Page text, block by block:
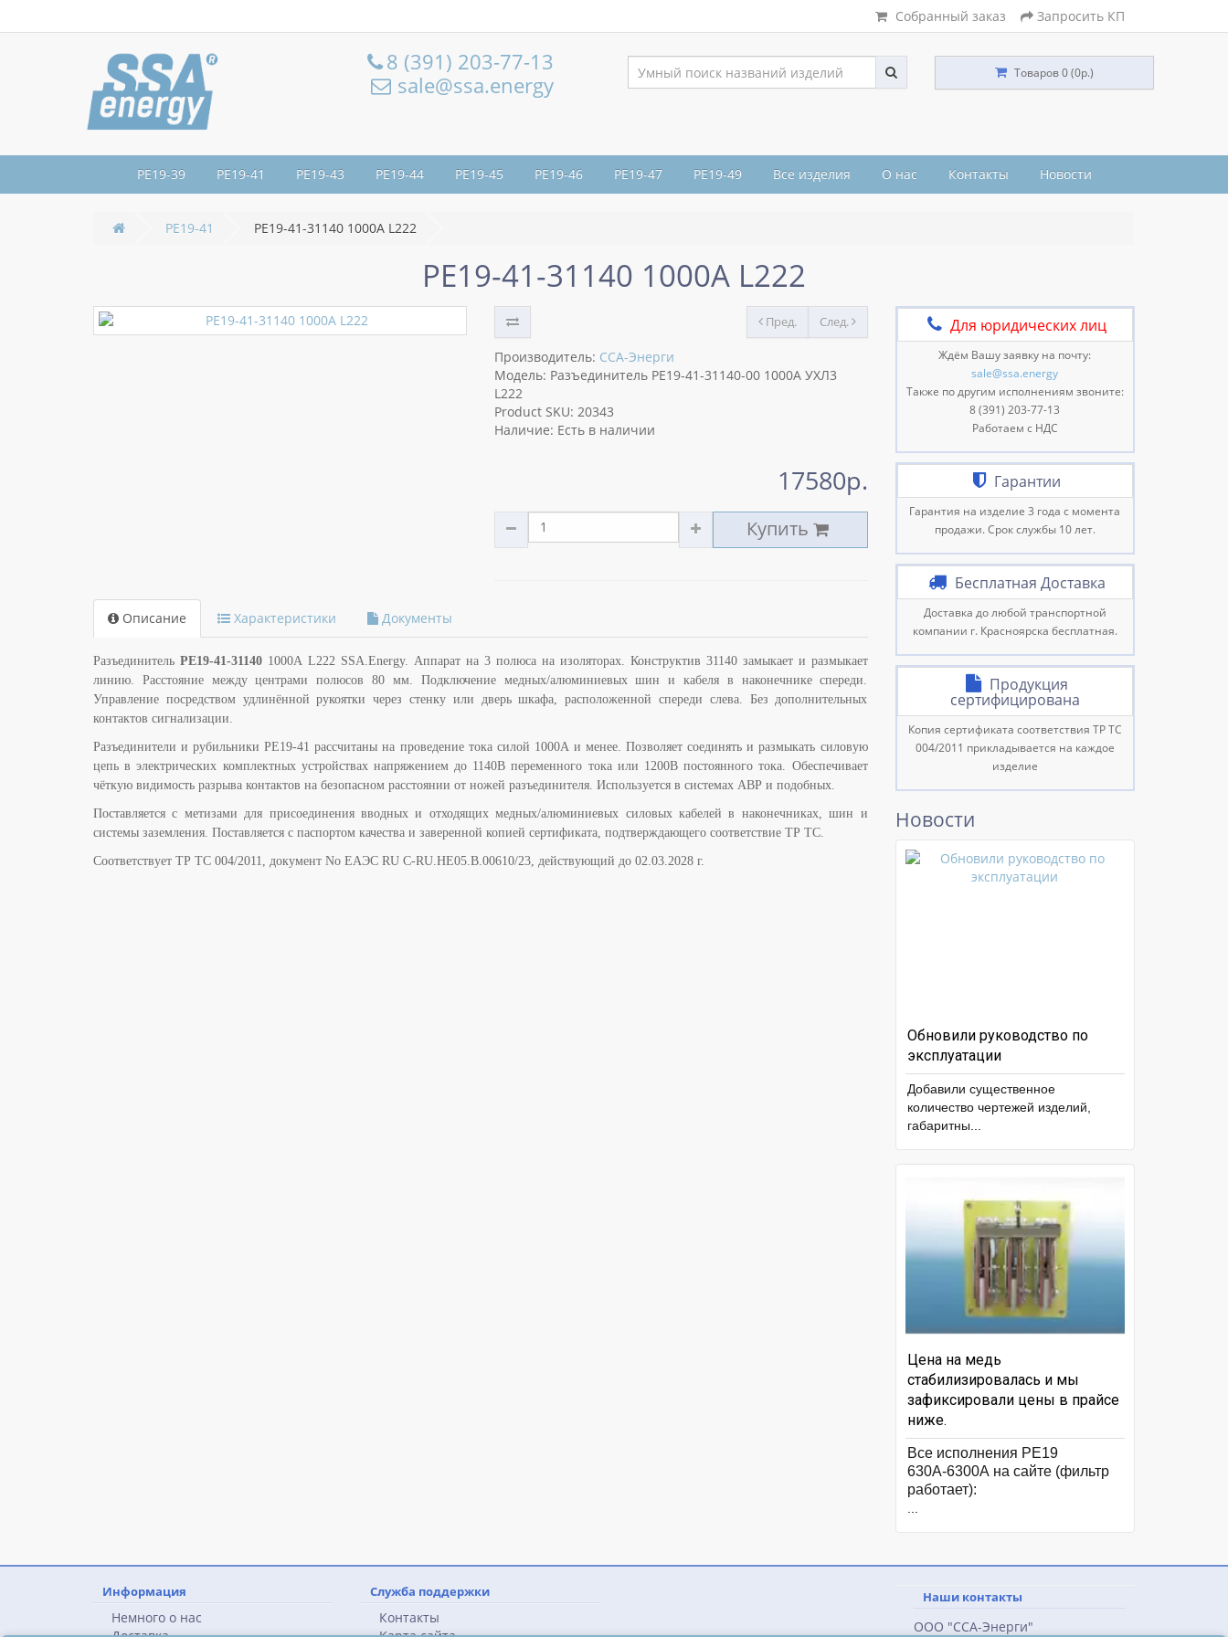
Собранный заказ Запросить КП
8 (391) 203-77-13
sale@ssa.energy
Товаров 0 (0р.)
РЕ19-39 РЕ19-41 РЕ19-43 РЕ19-44 РЕ19-45 РЕ19-46 РЕ19-47 РЕ19-49 Все изделия О нас Контакты Новости
РЕ19-41 РЕ19-41-31140 1000А L222
РЕ19-41-31140 1000А L222
Пред. След.
Производитель: ССА-Энерги
Модель: Разъединитель РЕ19-41-31140-00 1000А УХЛ3
L222
Product SKU: 20343
Наличие: Есть в наличии
17580р.
Купить
Описание Характеристики Документы
Разъединитель РЕ19-41-311401000А L222 SSA.Energy. Аппарат на 3 полюса на изоляторах. Конструктив 31140 замыкает и размыкает
линию. Расстояние между центрами полюсов 80 мм. Подключение медных/алюминиевых шин и кабеля в наконечнике спереди.
Управление посредством удлинённой рукоятки через стенку или дверь шкафа, расположенной спереди слева. Без дополнительных
контактов сигнализации.
Разъединители и рубильники РЕ19-41 рассчитаны на проведение тока силой 1000А и менее. Позволяет соединять и размыкать силовую
цепь в электрических комплектных устройствах напряжением до 1140В переменного тока или 1200В постоянного тока. Обеспечивает
чёткую видимость разрыва контактов на безопасном расстоянии от ножей разъединителя. Используется в системах АВР и подобных.
Поставляется с метизами для присоединения вводных и отходящих медных/алюминиевых силовых кабелей в наконечниках, шин и
системы заземления. Поставляется с паспортом качества и заверенной копией сертификата, подтверждающего соответствие ТР ТС.
Соответствует ТР ТС 004/2011, документ No ЕАЭС RU C-RU.НЕ05.B.00610/23, действующий до 02.03.2028 г.
Для юридических лиц
Ждём Вашу заявку на почту:
sale@ssa.energy
Также по другим исполнениям звоните:
8 (391) 203-77-13
Работаем с НДС
Гарантии
Гарантия на изделие 3 года с момента
продажи. Срок службы 10 лет.
Бесплатная Доставка
Доставка до любой транспортной
компании г. Красноярска бесплатная.
Продукция
сертифицирована
Копия сертификата соответствия ТР ТС
004/2011 прикладывается на каждое
изделие
Новости
Обновили руководство по
эксплуатации
Добавили существенное
количество чертежей изделий,
габаритны
Цена на медь
стабилизировалась и мы
зафиксировали цены в прайсе
ниже.
Все исполнения РЕ19
630А-6300А на сайте (фильтр
работает):
Информация
Немного о нас
Служба поддержки
Контакты
Наши контакты
ООО "ССА-Энерги"